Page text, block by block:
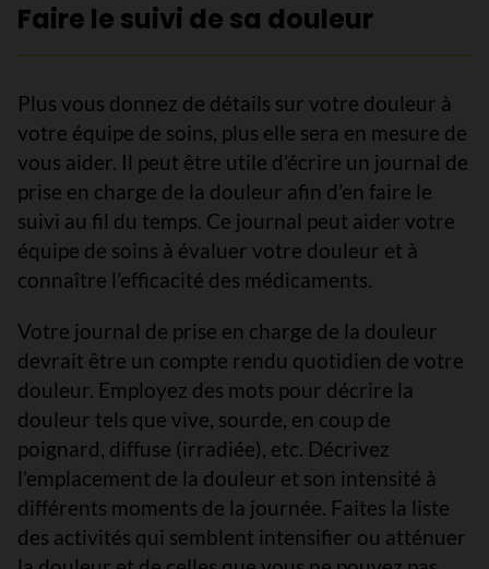
Faire le suivi de sa douleur
Plus vous donnez de détails sur votre douleur à
votre équipe de soins, plus elle sera en mesure de
vous aider. Il peut être utile d’écrire un journal de
prise en charge de la douleur afin d’en faire le
suivi au fil du temps. Ce journal peut aider votre
équipe de soins à évaluer votre douleur et à
connaître l’efficacité des médicaments.
Votre journal de prise en charge de la douleur
devrait être un compte rendu quotidien de votre
douleur. Employez des mots pour décrire la
douleur tels que vive, sourde, en coup de
poignard, diffuse (irradiée), etc. Décrivez
l’emplacement de la douleur et son intensité à
différents moments de la journée. Faites la liste
des activités qui semblent intensifier ou atténuer